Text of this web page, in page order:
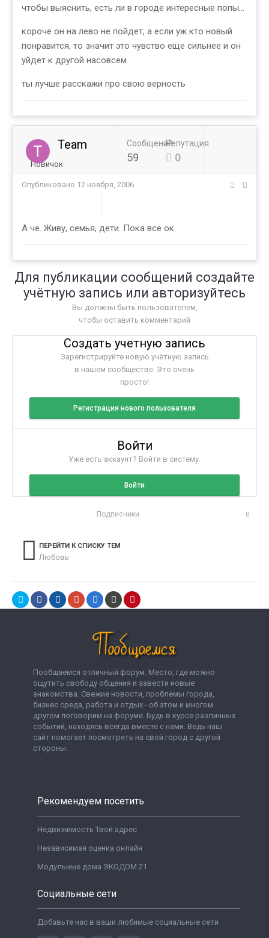
чтобы выяснить, есть ли в городе интересные попы...
короче он на лево не пойдет, а если уж кто новый
понравится, то значит это чувство еще сильнее и он
уйдет к другой насовсем
ты лучше расскажи про свою верность
Team
Новичок
Сообщений
59
Репутация
0
Опубликовано 12 ноября, 2006
А че. Живу, семья, дети. Пока все ок
Для публикации сообщений создайте
учётную запись или авторизуйтесь
Вы должны быть пользователем,
чтобы оставить комментарий
Создать учетную запись
Зарегистрируйте новую учётную запись
в нашем сообществе. Это очень
просто!
Регистрация нового пользователя
Войти
Уже есть аккаунт? Войти в систему.
Войти
Подписчики 0
ПЕРЕЙТИ К СПИСКУ ТЕМ
Любовь
Пообщаемся отличный форум. Место, где можно
ощутить свободу общения и завести новые
знакомства. Свежие новости, проблемы города,
бизнес среда, работа и отдых - об этом и многом
другом поговорим на форуме. Будь в курсе различных
событий, находясь всегда вместе с нами. Ведь наш
сайт помогает посмотреть на свой город с другой
стороны.
Рекомендуем посетить
Недвижимость Твой адрес
Независимая оценка онлайн
Модульные дома ЭКОДОМ 21
Социальные сети
Добавьте нас в ваши любимые социальные сети